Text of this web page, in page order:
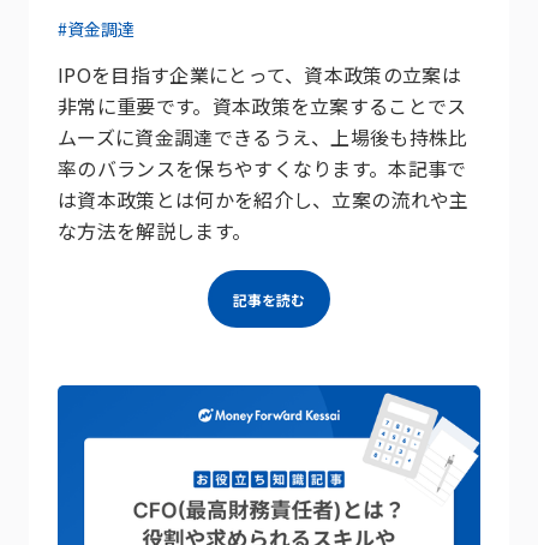
#資金調達
IPOを目指す企業にとって、資本政策の立案は
非常に重要です。資本政策を立案することでス
ムーズに資金調達できるうえ、上場後も持株比
率のバランスを保ちやすくなります。本記事で
は資本政策とは何かを紹介し、立案の流れや主
な方法を解説します。
記事を読む